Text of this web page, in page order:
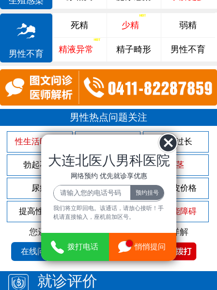
男性不育
死精 少精 弱精
精液异常 精子畸形 男性不育
男性热点问题关注
性生活时间短 包皮过长
勃起不坚 尿频尿急 包茎
尿痛 前列腺炎 割包皮价格
提高性功能 龟头敏感 性功能障碍
您还可以拨打免费咨询电话立即为您详解
在线问诊
就诊评价
大连北医八男科医院
网络预约 优先就诊享优惠
我们将立即回电。该通话，请放心接听！手
机请直接输入，座机前加区号。
拨打电话 悄悄提问